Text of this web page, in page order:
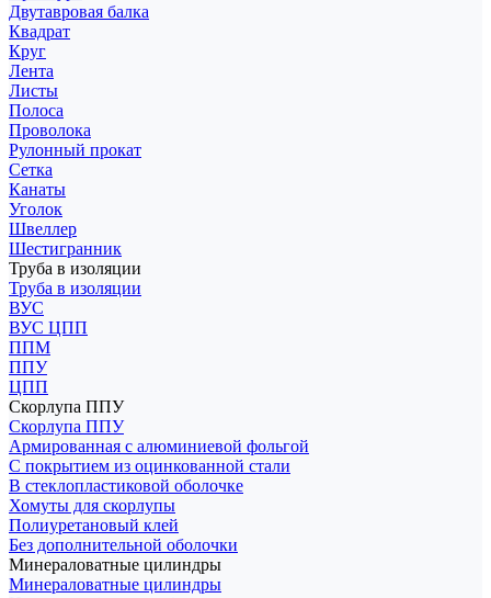
Двутавровая балка
Квадрат
Круг
Лента
Листы
Полоса
Проволока
Рулонный прокат
Сетка
Канаты
Уголок
Швеллер
Шестигранник
Труба в изоляции
Труба в изоляции
ВУС
ВУС ЦПП
ППМ
ППУ
ЦПП
Скорлупа ППУ
Скорлупа ППУ
Армированная с алюминиевой фольгой
С покрытием из оцинкованной стали
В стеклопластиковой оболочке
Хомуты для скорлупы
Полиуретановый клей
Без дополнительной оболочки
Минераловатные цилиндры
Минераловатные цилиндры